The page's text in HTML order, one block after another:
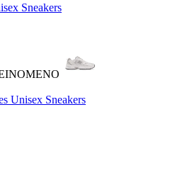
Sneakers
Unisex Sneakers